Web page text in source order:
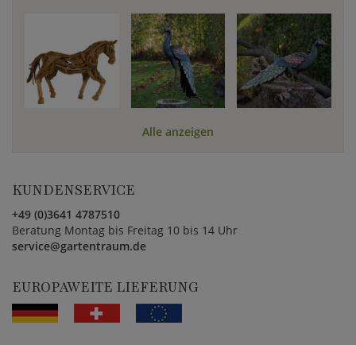
Alle anzeigen
KUNDENSERVICE
+49 (0)3641 4787510
Beratung Montag bis Freitag 10 bis 14 Uhr
service@gartentraum.de
EUROPAWEITE LIEFERUNG